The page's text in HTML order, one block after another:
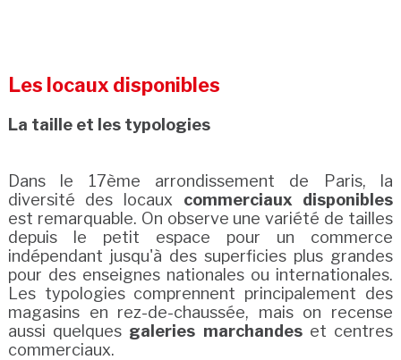
Les locaux disponibles
La taille et les typologies
Dans le 17ème arrondissement de Paris, la
diversité des locaux commerciaux disponibles
est remarquable. On observe une variété de tailles
depuis le petit espace pour un commerce
indépendant jusqu'à des superficies plus grandes
pour des enseignes nationales ou internationales.
Les typologies comprennent principalement des
magasins en rez-de-chaussée, mais on recense
aussi quelques galeries marchandeset centres
commerciaux.